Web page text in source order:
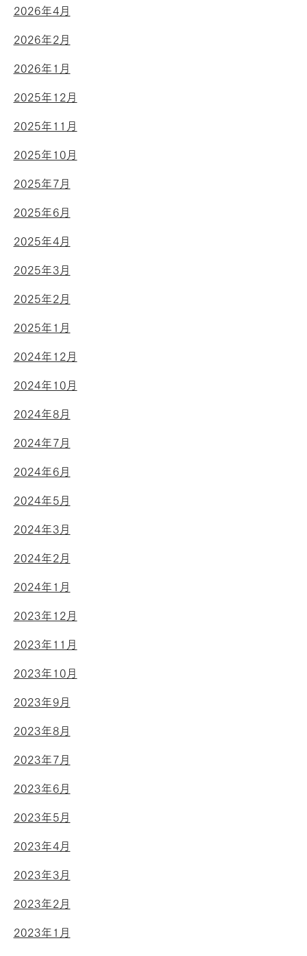
2026年4月
2026年2月
2026年1月
2025年12月
2025年11月
2025年10月
2025年7月
2025年6月
2025年4月
2025年3月
2025年2月
2025年1月
2024年12月
2024年10月
2024年8月
2024年7月
2024年6月
2024年5月
2024年3月
2024年2月
2024年1月
2023年12月
2023年11月
2023年10月
2023年9月
2023年8月
2023年7月
2023年6月
2023年5月
2023年4月
2023年3月
2023年2月
2023年1月